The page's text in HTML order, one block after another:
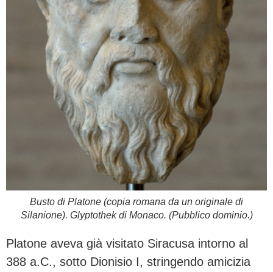
Busto di Platone (copia romana da un originale di
Silanione). Glyptothek di Monaco. (Pubblico dominio.)
Platone aveva già visitato Siracusa intorno al
388 a.C., sotto Dionisio I, stringendo amicizia